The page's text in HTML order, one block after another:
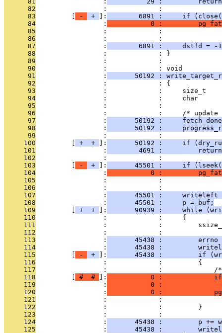
      82
                 :             :
      83
- + ]:
6891 :     if
      84
                 :
0 :
      85
:             :
      86
                 :             :
      87
                 :
6891 :     dstfd = -
      88
                 :             : }
      89
                 :             :
      90
                 :             : void
      91
                 :
50192 :
      92
                 :             : {
      93
:             :     size_t
      94
:             :     char
      95
                 :             :
      96
:             :     /* update
      97
                 :
50192 :
      98
                 :
50192 :
      99
                 :             :
     100
+ + ]:
50192 :     if
     101
                 :
4691 :
     102
                 :             :
     103
- + ]:
45501 :     if
     104
                 :
0 :
     105
:             :
     106
                 :             :
     107
                 :
45501 :     writeleft
     108
                 :
       45501 :     p = buf;
     109
+ + ]:
90939 :     while
     110
                 :             :     {
     111
:             :
     112
                 :             :
     113
                 :
45438 :         errno
     114
                 :
45438 :
     115
- + ]:
45438 :         if
     116
                 :             :         {
     117
:             :
     118
# # ]:
0 :
     119
                 :
0 :
     120
                 :
0 :
     121
:             :
     122
                 :             :         }
     123
                 :             :
     124
                 :
45438 :         p +=
     125
                 :
45438 :